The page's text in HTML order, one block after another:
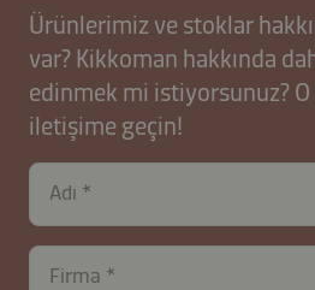
Ürünlerimiz ve stoklar
var? Kikkoman hakkında
edinmek mi istiyorsunuz?
iletişime geçin!
Adı
Firma